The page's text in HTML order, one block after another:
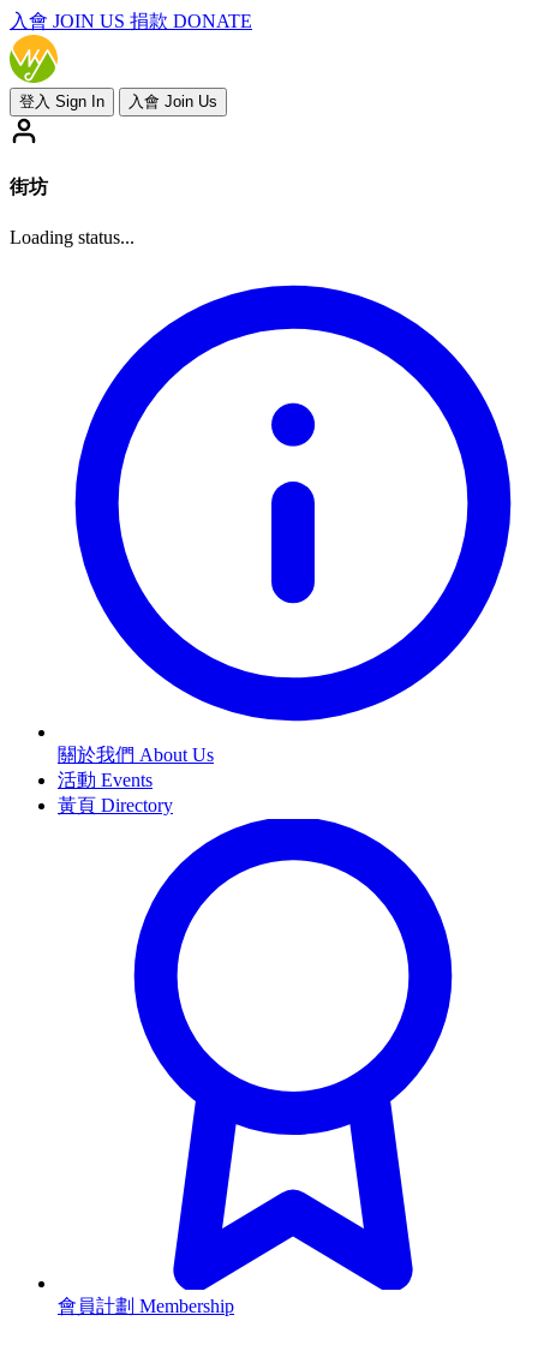
入會 JOIN US 捐款 DONATE
登入 Sign In 入會 Join Us
街坊
Loading status...
關於我們 About Us
活動 Events
黃頁 Directory
會員計劃 Membership